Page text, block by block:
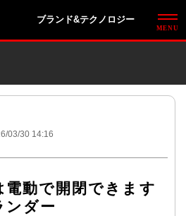
ブランド&テクノロジー
03/30 14:16
動で開閉できます
ンダー